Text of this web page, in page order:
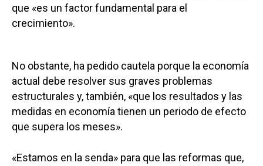
que «es un factor fundamental para el
crecimiento».
No obstante, ha pedido cautela porque la economía
actual debe resolver sus graves problemas
estructurales y, también, «que los resultados y las
medidas en economía tienen un periodo de efecto
que supera los meses».
«Estamos en la senda» para que las reformas que,